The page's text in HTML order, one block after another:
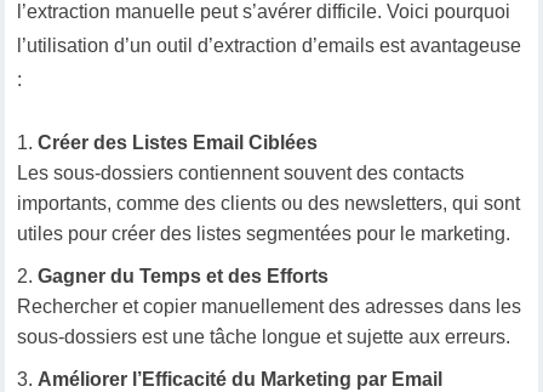
l’extraction manuelle peut s’avérer difficile. Voici pourquoi
l’utilisation d’un outil d’extraction d’emails est avantageuse
:
Créer des Listes Email Ciblées
Les sous-dossiers contiennent souvent des contacts
importants, comme des clients ou des newsletters, qui sont
utiles pour créer des listes segmentées pour le marketing.
Gagner du Temps et des Efforts
Rechercher et copier manuellement des adresses dans les
sous-dossiers est une tâche longue et sujette aux erreurs.
Améliorer l’Efficacité du Marketing par Email